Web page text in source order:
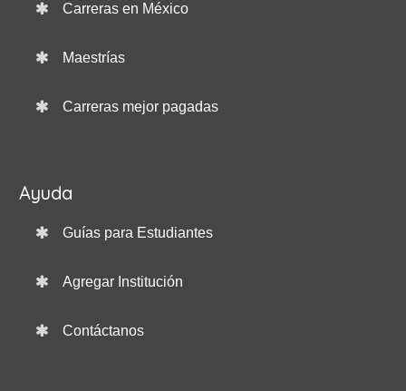
Carreras en México
Maestrías
Carreras mejor pagadas
Ayuda
Guías para Estudiantes
Agregar Institución
Contáctanos